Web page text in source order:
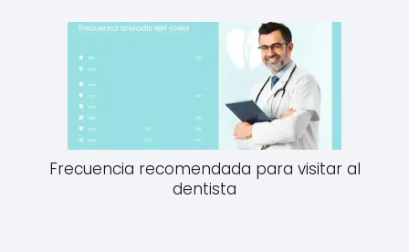
Frecuencia recomendada para visitar al
dentista